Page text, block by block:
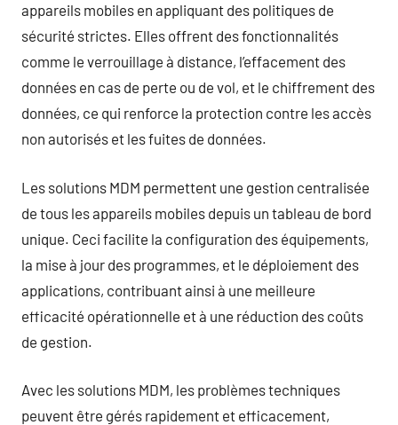
appareils mobiles en appliquant des politiques de
sécurité strictes. Elles offrent des fonctionnalités
comme le verrouillage à distance, l’effacement des
données en cas de perte ou de vol, et le chiffrement des
données, ce qui renforce la protection contre les accès
non autorisés et les fuites de données.
Les solutions MDM permettent une gestion centralisée
de tous les appareils mobiles depuis un tableau de bord
unique. Ceci facilite la configuration des équipements,
la mise à jour des programmes, et le déploiement des
applications, contribuant ainsi à une meilleure
efficacité opérationnelle et à une réduction des coûts
de gestion.
Avec les solutions MDM, les problèmes techniques
peuvent être gérés rapidement et efficacement,